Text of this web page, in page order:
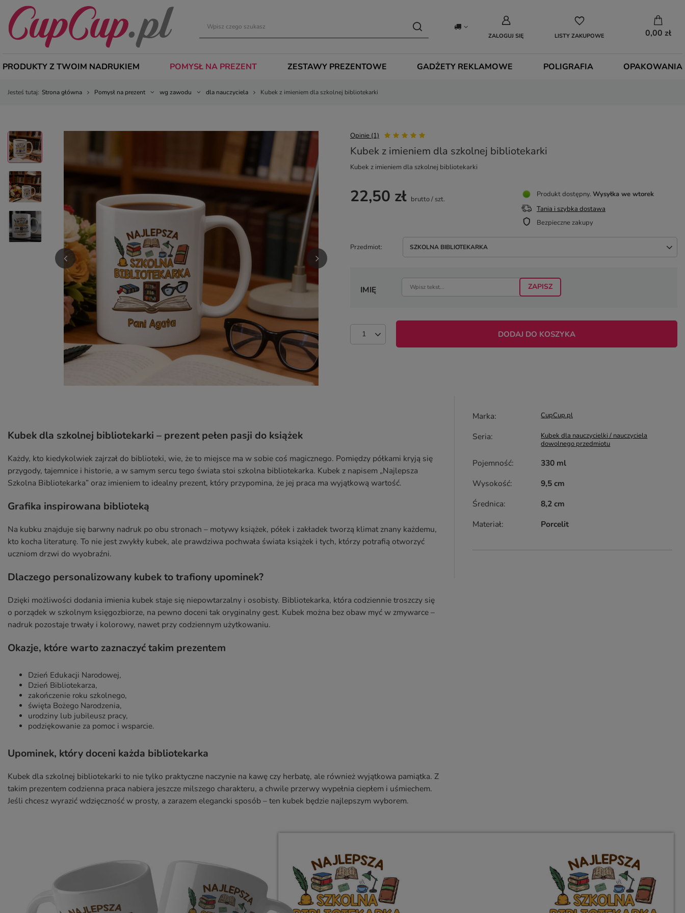
ZALOGUJ SIĘ LISTY ZAKUPOWE 0,00 zł
PRODUKTY Z TWOIM NADRUKIEM POMYSŁ NA PREZENT ZESTAWY PREZENTOWE GADŻETY REKLAMOWE POLIGRAFIA OPAKOWANIA
Jesteś tutaj: Strona główna Pomysł na prezent wg zawodu dla nauczyciela Kubek z imieniem dla szkolnej bibliotekarki
Opinie (1)
Kubek z imieniem dla szkolnej bibliotekarki
Kubek z imieniem dla szkolnej bibliotekarki
Przedmiot SZKOLNA BIBLIOTEKARKA
22,50 zł brutto/ szt.
IMIĘ ZAPISZ
DODAJ DO KOSZYKA
Produkt dostępny Wysyłka we wtorek
Tania i szybka dostawa
Bezpieczne zakupy
Kubek dla szkolnej bibliotekarki – prezent pełen pasji do książek
Każdy, kto kiedykolwiek zajrzał do biblioteki, wie, że to miejsce ma w sobie coś magicznego. Pomiędzy półkami kryją się
przygody, tajemnice i historie, a w samym sercu tego świata stoi szkolna bibliotekarka. Kubek z napisem „Najlepsza
Szkolna Bibliotekarka” oraz imieniem to idealny prezent, który przypomina, że jej praca ma wyjątkową wartość.
Grafika inspirowana biblioteką
Na kubku znajduje się barwny nadruk po obu stronach – motywy książek, półek i zakładek tworzą klimat znany każdemu,
kto kocha literaturę. To nie jest zwykły kubek, ale prawdziwa pochwała świata książek i tych, którzy potrafią otworzyć
uczniom drzwi do wyobraźni.
Dlaczego personalizowany kubek to trafiony upominek?
Dzięki możliwości dodania imienia kubek staje się niepowtarzalny i osobisty. Bibliotekarka, która codziennie troszczy się
o porządek w szkolnym księgozbiorze, na pewno doceni tak oryginalny gest. Kubek można bez obaw myć w zmywarce –
nadruk pozostaje trwały i kolorowy, nawet przy codziennym użytkowaniu.
Okazje, które warto zaznaczyć takim prezentem
Dzień Edukacji Narodowej,
Dzień Bibliotekarza,
zakończenie roku szkolnego,
święta Bożego Narodzenia,
urodziny lub jubileusz pracy,
podziękowanie za pomoc i wsparcie.
Upominek, który doceni każda bibliotekarka
Kubek dla szkolnej bibliotekarki to nie tylko praktyczne naczynie na kawę czy herbatę, ale również wyjątkowa pamiątka. Z
takim prezentem codzienna praca nabiera jeszcze milszego charakteru, a chwile przerwy wypełnia ciepłem i uśmiechem.
Jeśli chcesz wyrazić wdzięczność w prosty, a zarazem elegancki sposób – ten kubek będzie najlepszym wyborem.
Marka CupCup.pl
Seria
Kubek dla nauczycielki / nauczyciela
dowolnego przedmiotu
Pojemność
330 ml
Wysokość
9,5 cm
Średnica
8,2 cm
Materiał
Porcelit